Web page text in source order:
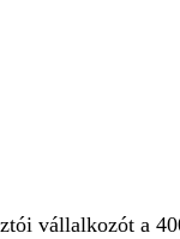
vállalkozót a